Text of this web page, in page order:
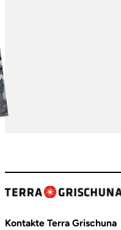
Kontakte Terra Grischuna